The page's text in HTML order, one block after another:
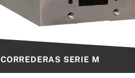
CORREDERAS SERIE M